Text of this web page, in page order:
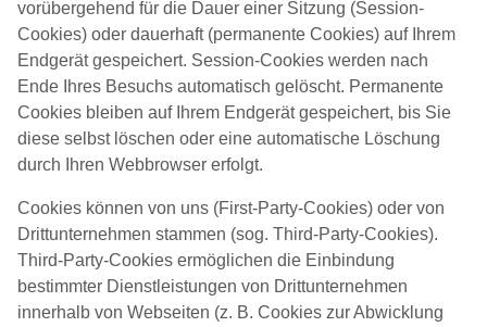
vorübergehend für die Dauer einer Sitzung (Session-
Cookies) oder dauerhaft (permanente Cookies) auf Ihrem
Endgerät gespeichert. Session-Cookies werden nach
Ende Ihres Besuchs automatisch gelöscht. Permanente
Cookies bleiben auf Ihrem Endgerät gespeichert, bis Sie
diese selbst löschen oder eine automatische Löschung
durch Ihren Webbrowser erfolgt.
Cookies können von uns (First-Party-Cookies) oder von
Drittunternehmen stammen (sog. Third-Party-Cookies).
Third-Party-Cookies ermöglichen die Einbindung
bestimmter Dienstleistungen von Drittunternehmen
innerhalb von Webseiten (z. B. Cookies zur Abwicklung